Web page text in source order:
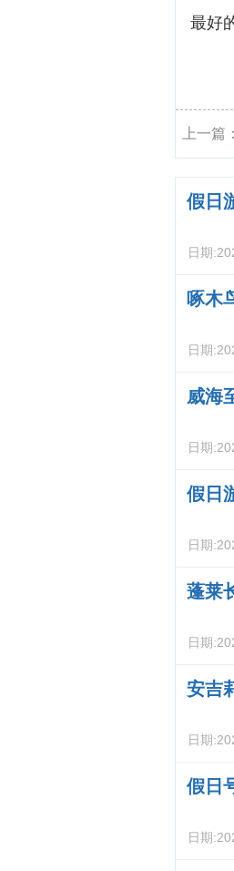
最好
上一篇：
假日
日期:
啄木
日期:
威海
日期:
假日
日期:
蓬莱
日期:
安吉
日期:
假日
日期: